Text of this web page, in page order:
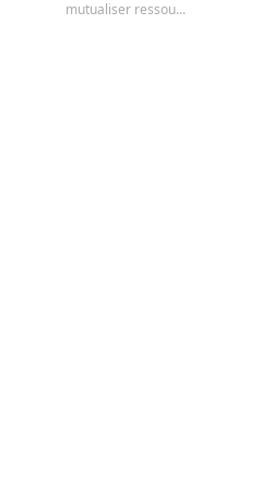
mutualiser ressou...